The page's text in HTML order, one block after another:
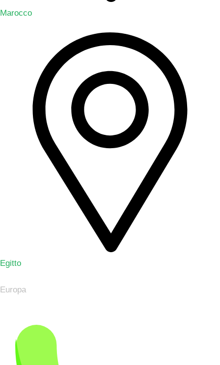
Marocco
Egitto
Europa